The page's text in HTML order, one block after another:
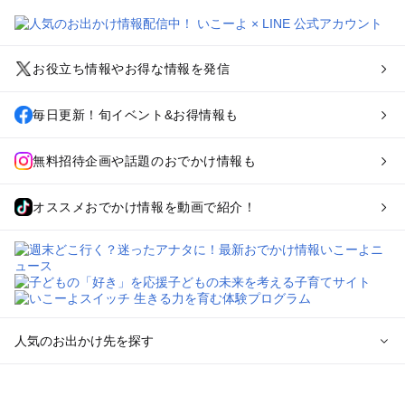
お役立ち情報やお得な情報を発信
毎日更新！旬イベント&お得情報も
無料招待企画や話題のおでかけ情報も
オススメおでかけ情報を動画で紹介！
人気のお出かけ先を探す